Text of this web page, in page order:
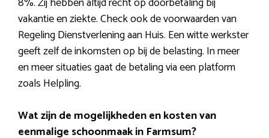
vakantie en ziekte. Check ook de voorwaarden van
Regeling Dienstverlening aan Huis. Een witte werkster
geeft zelf de inkomsten op bij de belasting. In meer
en meer situaties gaat de betaling via een platform
zoals Helpling.
Wat zijn de mogelijkheden en kosten van
eenmalige schoonmaak in Farmsum?